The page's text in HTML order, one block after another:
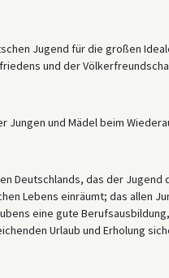
Jugend für die großen
und der
Jungen und Mädel beim
Deutschlands, das der
Lebens einräumt; das allen
eine gute
Urlaub und Erholung